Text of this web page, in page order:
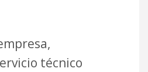
técnico